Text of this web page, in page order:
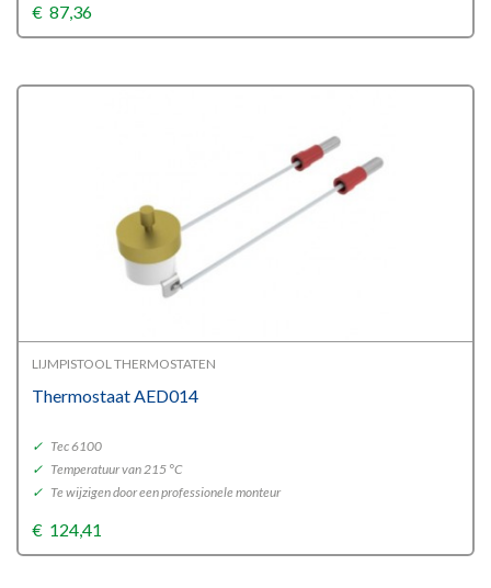
€ 87,36
LIJMPISTOOL THERMOSTATEN
Thermostaat AED014
✓ Tec 6100
✓ Temperatuur van 215 °C
✓ Te wijzigen door een professionele monteur
€ 124,41